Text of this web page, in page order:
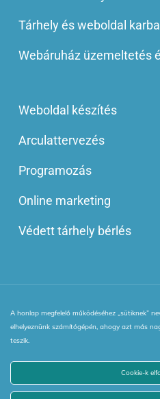
Tárhely és weboldal
Webáruház üzemeltetés
Weboldal készítés
Arculattervezés
Programozás
Online marketing
Védett tárhely bérlés
© 2013 - 2025 | Minden jog
facebook
A honlap megfelelő működéséhez „sütiknek”
elhelyeznünk számítógépén, ahogy azt más
teszik.
Cookie-k